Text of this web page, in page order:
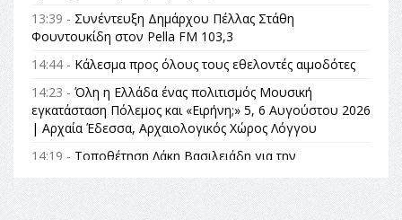
13:39 - Συνέντευξη Δημάρχου Πέλλας Στάθη
Φουντουκίδη στον Pella FM 103,3
14:44 - Κάλεσμα προς όλους τους εθελοντές αιμοδότες
14:23 - Όλη η Ελλάδα ένας πολιτισμός Μουσική
εγκατάσταση Πόλεμος και «Ειρήνη;» 5, 6 Αυγούστου 2026
| Αρχαία Έδεσσα, Αρχαιολογικός Χώρος Λόγγου
14:19 - Τοποθέτηση Λάκη Βασιλειάδη για την
Αναθεώρηση του Συντάγματος: «Σε τέτοιες κορυφαίες
θεσμικές διαδικασίες υπάρχει μόνο η ευθύνη απέναντι
στις επόμενες γενιές»